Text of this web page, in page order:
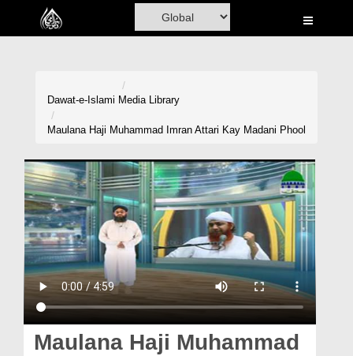
Home
Volunteer Portal
Rohani Ilaj
Donation
Blog
Magazine
Dawat-e-Islami Media Library
Maulana Haji Muhammad Imran Attari Kay Madani Phool
Maulana Haji Muhammad